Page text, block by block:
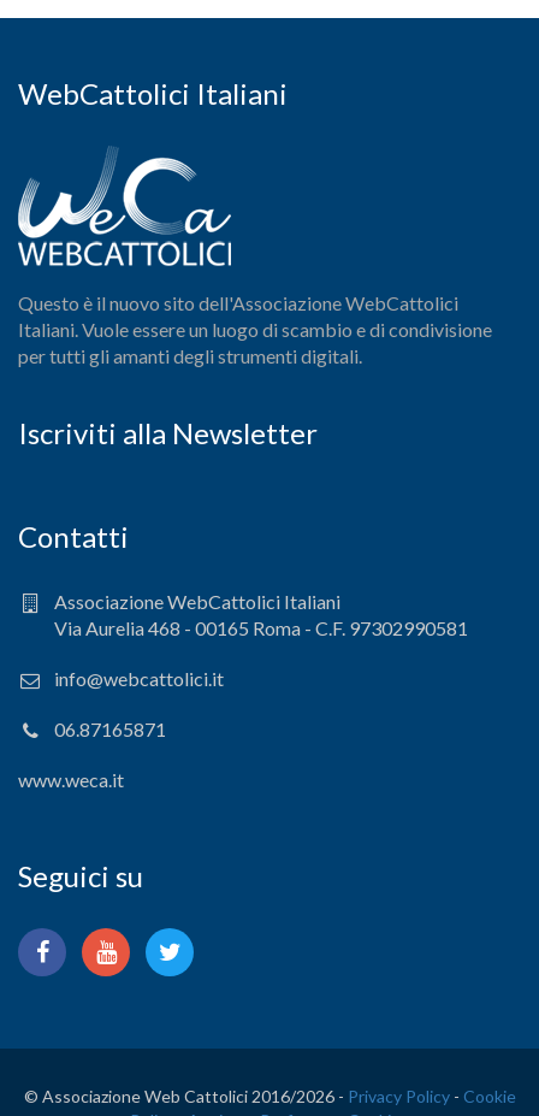
WebCattolici Italiani
Questo è il nuovo sito dell'Associazione WebCattolici
Italiani. Vuole essere un luogo di scambio e di condivisione
per tutti gli amanti degli strumenti digitali.
Iscriviti alla Newsletter
Contatti
Associazione WebCattolici Italiani
Via Aurelia 468 - 00165 Roma - C.F. 97302990581
info@webcattolici.it
06.87165871
www.weca.it
Seguici su
© Associazione Web Cattolici 2016/2026 - Privacy Policy- Cookie